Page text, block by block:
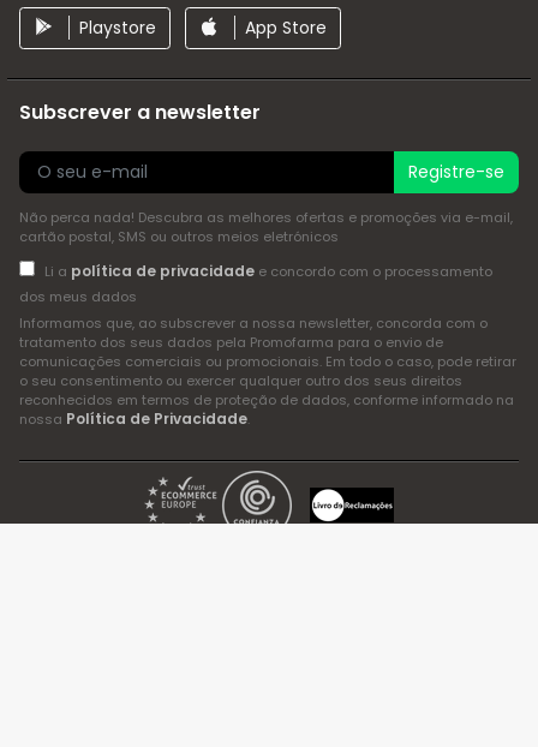
Playstore App Store
Subscrever a newsletter
Registre-se
Não perca nada! Descubra as melhores ofertas e promoções via e-mail,
cartão postal, SMS ou outros meios eletrónicos
Li a política de privacidadee concordo com o processamento
dos meus dados
Informamos que, ao subscrever a nossa newsletter, concorda com o
tratamento dos seus dados pela Promofarma para o envio de
comunicações comerciais ou promocionais. Em todo o caso, pode retirar
o seu consentimento ou exercer qualquer outro dos seus direitos
reconhecidos em termos de proteção de dados, conforme informado na
nossa Política de Privacidade.